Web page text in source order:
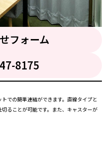
フォーム
8175
での簡単連結ができます。直線タイプと
ることが可能です。また、キャスターが